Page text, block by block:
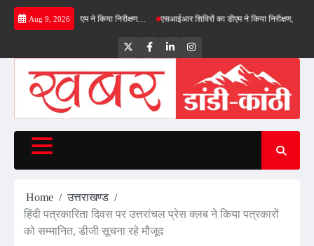
Skip
Aug 9, 2026
का डीएम ने किया निरीक्षण… एसआईआर शिविरों का डीएम ने किया निरीक्षण, बोले—कोई
TwitterFacebookLinkedInInstagram
Home
उत्तराखण्ड
हिंदी पत्रकारिता दिवस पर उत्तरांचल प्रेस क्लब ने किया पत्रकारों
को सम्मानित, डीजी सूचना रहे मौजूद